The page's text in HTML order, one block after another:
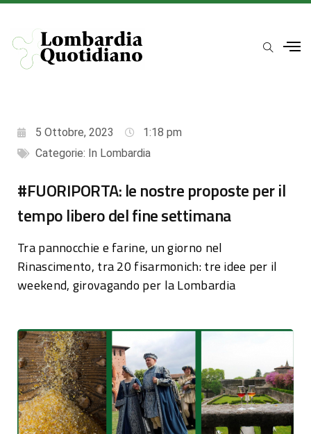
5 Ottobre, 2023
1:18 pm
Categorie: In Lombardia
#FUORIPORTA: le nostre proposte per il
tempo libero del fine settimana
Tra pannocchie e farine, un giorno nel
Rinascimento, tra 20 fisarmonich: tre idee per il
weekend, girovagando per la Lombardia